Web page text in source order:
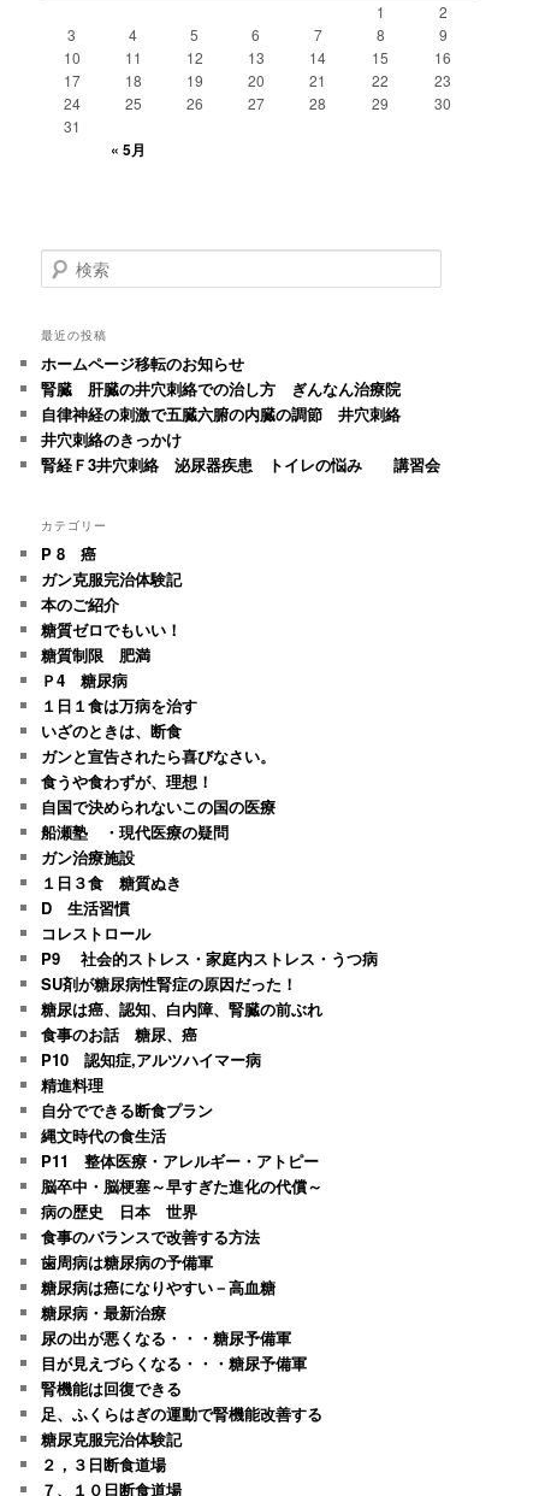
1
2
3
4 5 6 7 8
9
10
11 12 13 14 15
16
17
18 19 20 21 22
23
24
25 26 27 28 29
30
31
« 5月
検
索
最近の投稿
ホームページ移転のお知らせ
腎臓 肝臓の井穴刺絡での治し方 ぎんなん治療院
自律神経の刺激で五臓六腑の内臓の調節 井穴刺絡
井穴刺絡のきっかけ
腎経Ｆ3井穴刺絡 泌尿器疾患 トイレの悩み 講習会
カテゴリー
P 8 癌
ガン克服完治体験記
本のご紹介
糖質ゼロでもいい！
糖質制限 肥満
Ｐ4 糖尿病
１日１食は万病を治す
いざのときは、断食
ガンと宣告されたら喜びなさい。
食うや食わずが、理想！
自国で決められないこの国の医療
船瀬塾 ・現代医療の疑問
ガン治療施設
１日３食 糖質ぬき
D 生活習慣
コレストロール
P9 社会的ストレス・家庭内ストレス・うつ病
SU剤が糖尿病性腎症の原因だった！
糖尿は癌、認知、白内障、腎臓の前ぶれ
食事のお話 糖尿、癌
P10 認知症,アルツハイマー病
精進料理
自分でできる断食プラン
縄文時代の食生活
P11 整体医療・アレルギー・アトピー
脳卒中・脳梗塞～早すぎた進化の代償～
病の歴史 日本 世界
食事のバランスで改善する方法
歯周病は糖尿病の予備軍
糖尿病は癌になりやすい－高血糖
糖尿病・最新治療
尿の出が悪くなる・・・糖尿予備軍
目が見えづらくなる・・・糖尿予備軍
腎機能は回復できる
足、ふくらはぎの運動で腎機能改善する
糖尿克服完治体験記
２，３日断食道場
７、１０日断食道場